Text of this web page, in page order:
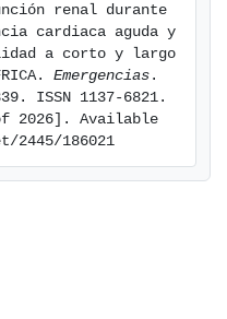
(mayor en pacientes
= 1,793, IC 95%
a 18 meses
14 meses/paciente) fue
con EFR: HRajustada =
El análisis de
Conclusión: La ICA
posteriores a la
mortalidad, que
trimestre.
renal durante
cardiaca aguda y
a corto y largo
Emergencias .
ISSN 1137-6821.
2026]. Available
186021